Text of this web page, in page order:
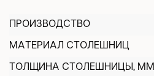
ПРОИЗВОДСТВО
МАТЕРИАЛ СТОЛЕШНИЦ
ТОЛЩИНА СТОЛЕШНИЦЫ, ММ